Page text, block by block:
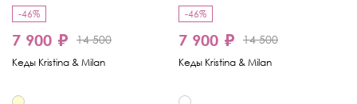
-46%
7 900 ₽ 14 500
Кеды Kristina & Milan
-46%
7 900 ₽ 14 500
Кеды Kristina & Milan